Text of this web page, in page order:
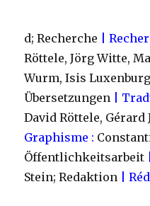
d; Recherche
|
Röttele, Jörg Witte,
Wurm, Isis
Übersetzungen
|
David Röttele, Gérard
Graphisme :
Öffentlichkeitsarbeit
Stein; Redaktion
|